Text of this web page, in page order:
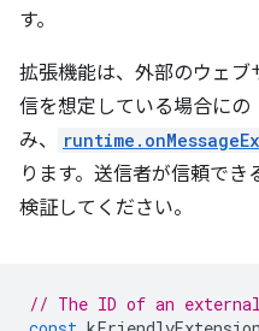
す。
拡張機能は、外部のウェ
信を想定している場合にの
み、
ります。送信者が信頼で
検証してください。
// The ID of an